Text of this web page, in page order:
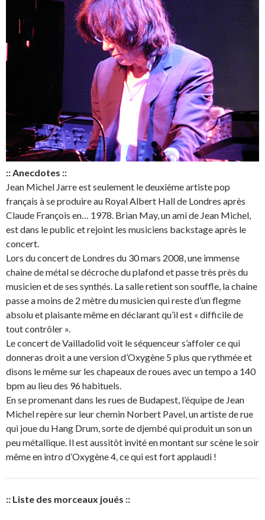
:: Anecdotes ::
Jean Michel Jarre est seulement le deuxième artiste pop
français à se produire au Royal Albert Hall de Londres après
Claude François en… 1978. Brian May, un ami de Jean Michel,
est dans le public et rejoint les musiciens backstage après le
concert.
Lors du concert de Londres du 30 mars 2008, une immense
chaine de métal se décroche du plafond et passe très près du
musicien et de ses synthés. La salle retient son souffle, la chaine
passe a moins de 2 mètre du musicien qui reste d’un flegme
absolu et plaisante même en déclarant qu’il est « difficile de
tout contrôler ».
Le concert de Vailladolid voit le séquenceur s’affoler ce qui
donneras droit a une version d’Oxygène 5 plus que rythmée et
disons le même sur les chapeaux de roues avec un tempo a 140
bpm au lieu des 96 habituels.
En se promenant dans les rues de Budapest, l’équipe de Jean
Michel repère sur leur chemin Norbert Pavel, un artiste de rue
qui joue du Hang Drum, sorte de djembé qui produit un son un
peu métallique. Il est aussitôt invité en montant sur scène le soir
même en intro d’Oxygène 4, ce qui est fort applaudi !
:: Liste des morceaux joués ::